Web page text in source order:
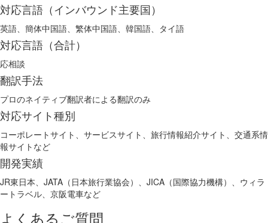
対応言語（インバウンド主要国）
英語、簡体中国語、繁体中国語、韓国語、タイ語
対応言語（合計）
応相談
翻訳手法
プロのネイティブ翻訳者による翻訳のみ
対応サイト種別
コーポレートサイト、サービスサイト、旅行情報紹介サイト、交通系情
報サイトなど
開発実績
JR東日本、JATA（日本旅行業協会）、JICA（国際協力機構）、ウィラ
ートラベル、京阪電車など
よくあるご質問